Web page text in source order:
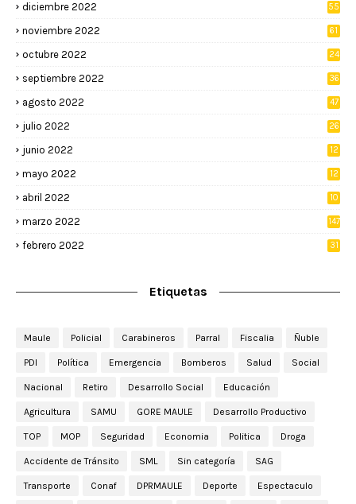
diciembre 2022 55
noviembre 2022 61
octubre 2022 24
septiembre 2022 36
agosto 2022 47
julio 2022 26
junio 2022
12
mayo 2022
12
abril 2022
10
marzo 2022 147
febrero 2022 31
Etiquetas
Maule Policial Carabineros Parral Fiscalia Ñuble
PDI Política Emergencia Bomberos Salud Social
Nacional Retiro Desarrollo Social Educación
Agricultura SAMU GORE MAULE Desarrollo Productivo
TOP MOP Seguridad Economia Politica Droga
Accidente de Tránsito SML Sin categoría SAG
Transporte Conaf DPRMAULE Deporte Espectaculo